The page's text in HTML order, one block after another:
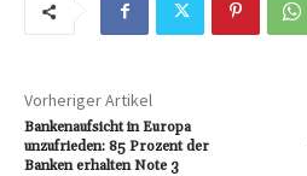
Vorheriger Artikel
Bankenaufsicht in Europa
unzufrieden: 85 Prozent der
Banken erhalten Note 3